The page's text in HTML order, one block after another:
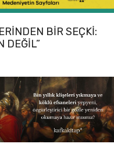
BIR SEÇKI:
DEĞIL”